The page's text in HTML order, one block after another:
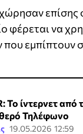
φέρεται να
εμπίπτουν
Το ίντερνετ από
Τηλέφωνο
19.05.2026 12:59